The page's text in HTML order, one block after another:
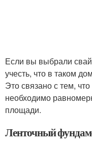
Если вы выбрали
учесть, что в таком
Это связано с тем,
необходимо
площади.
Ленточный